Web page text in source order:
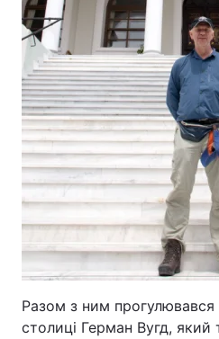
Разом з ним
столиці Герман Вугд,